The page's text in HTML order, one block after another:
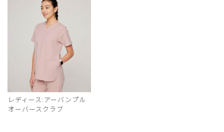
レディース:アーバンプル
オーバースクラブ